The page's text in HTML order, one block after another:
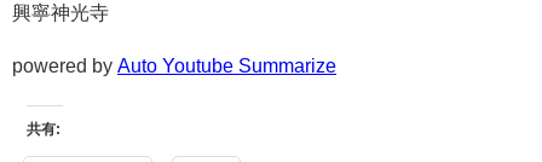
興寧神光寺
powered by Auto Youtube Summarize
共有: